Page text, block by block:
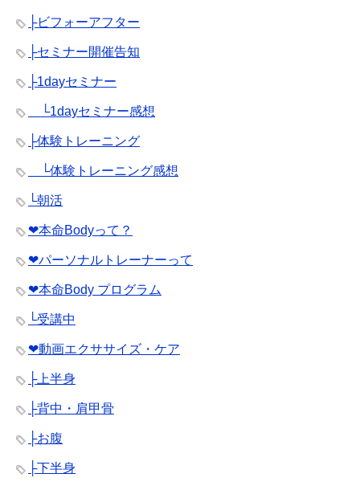
├ビフォーアフター
├セミナー開催告知
├1dayセミナー
└1dayセミナー感想
├体験トレーニング
└体験トレーニング感想
└朝活
❤︎本命Bodyって？
❤︎パーソナルトレーナーって
❤︎本命Body プログラム
└受講中
❤︎動画エクササイズ・ケア
├上半身
├背中・肩甲骨
├お腹
├下半身